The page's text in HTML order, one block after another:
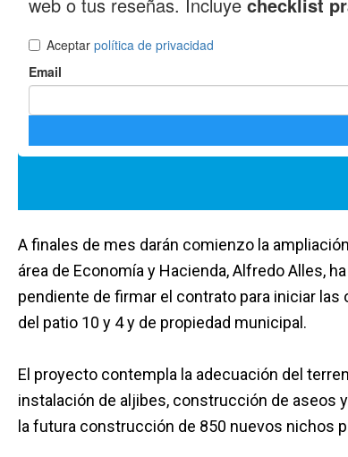
A finales de mes darán comienzo la
área de Economía y Hacienda, Alfredo Alles,
pendiente de firmar el contrato para iniciar
del patio 10 y 4 y de propiedad municipal.
El proyecto contempla la adecuación del
instalación de aljibes, construcción de aseos
la futura construcción de 850 nuevos nichos